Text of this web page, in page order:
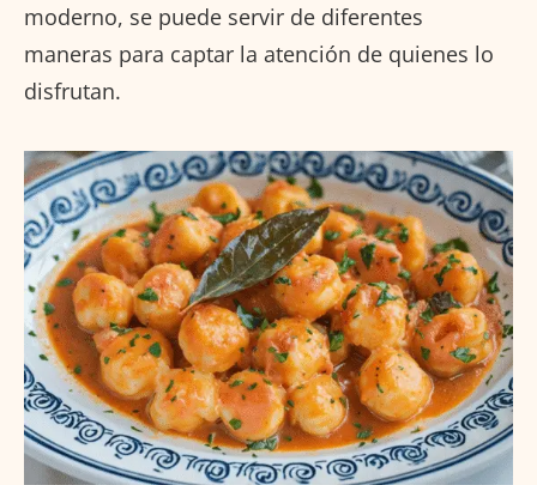
moderno, se puede servir de diferentes
maneras para captar la atención de quienes lo
disfrutan.